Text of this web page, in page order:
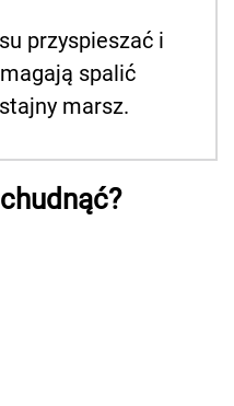
przyspieszać i
spalić
marsz.